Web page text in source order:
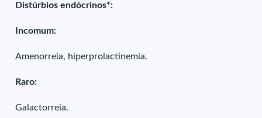
Distúrbios endócrinos*:
Incomum:
Amenorreia, hiperprolactinemia.
Raro:
Galactorreia.